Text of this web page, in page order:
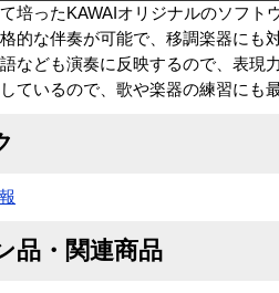
培ったKAWAIオリジナルのソフ
的な伴奏が可能で、移調楽器にも
なども演奏に反映するので、表現
ているので、歌や楽器の練習にも
品・関連商品